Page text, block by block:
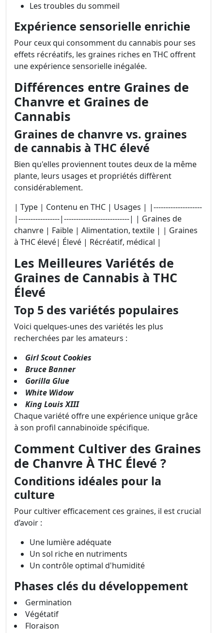
Les troubles du sommeil
Expérience sensorielle enrichie
Pour ceux qui consomment du cannabis pour ses
effets récréatifs, les graines riches en THC offrent
une expérience sensorielle inégalée.
Différences entre Graines de
Chanvre et Graines de
Cannabis
Graines de chanvre vs. graines
de cannabis à THC élevé
Bien qu'elles proviennent toutes deux de la même
plante, leurs usages et propriétés diffèrent
considérablement.
| Type | Contenu en THC | Usages | |--------------------
|-----------------|---------------------------| | Graines de
chanvre | Faible | Alimentation, textile | | Graines
à THC élevé| Élevé | Récréatif, médical |
Les Meilleures Variétés de
Graines de Cannabis à THC
Élevé
Top 5 des variétés populaires
Voici quelques-unes des variétés les plus
recherchées par les amateurs :
Girl Scout Cookies
Bruce Banner
Gorilla Glue
White Widow
King Louis XIII
Chaque variété offre une expérience unique grâce
à son profil cannabinoïde spécifique.
Comment Cultiver des Graines
de Chanvre À THC Élevé ?
Conditions idéales pour la
culture
Pour cultiver efficacement ces graines, il est crucial
d’avoir :
Une lumière adéquate
Un sol riche en nutriments
Un contrôle optimal d'humidité
Phases clés du développement
Germination
Végétatif
Floraison